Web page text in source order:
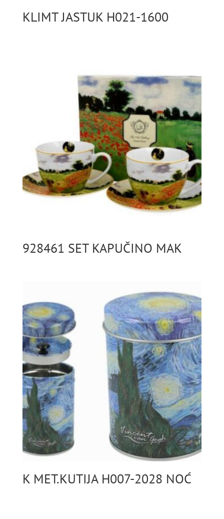
KLIMT JASTUK H021-1600
928461 SET KAPUČINO MAK
K MET.KUTIJA H007-2028 NOĆ